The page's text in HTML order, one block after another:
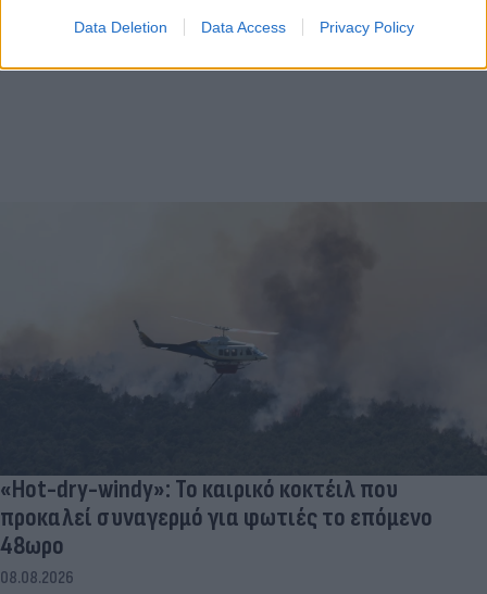
Data Deletion Data Access Privacy Policy
«Hot-dry-windy»: Το καιρικό κοκτέιλ που
προκαλεί συναγερμό για φωτιές το επόμενο
48ωρο
08.08.2026